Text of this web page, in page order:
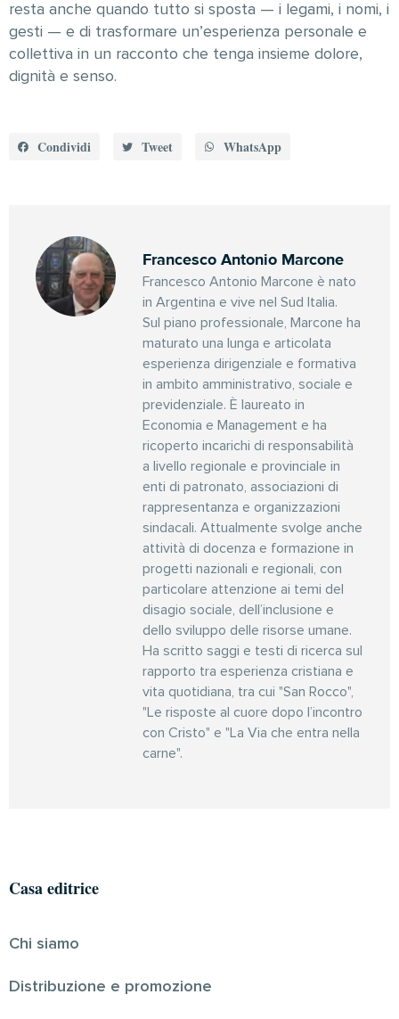
resta anche quando tutto si sposta — i legami, i nomi, i
gesti — e di trasformare un’esperienza personale e
collettiva in un racconto che tenga insieme dolore,
dignità e senso.
Condividi Tweet WhatsApp
Francesco Antonio Marcone
Francesco Antonio Marcone è nato
in Argentina e vive nel Sud Italia.
Sul piano professionale, Marcone ha
maturato una lunga e articolata
esperienza dirigenziale e formativa
in ambito amministrativo, sociale e
previdenziale. È laureato in
Economia e Management e ha
ricoperto incarichi di responsabilità
a livello regionale e provinciale in
enti di patronato, associazioni di
rappresentanza e organizzazioni
sindacali. Attualmente svolge anche
attività di docenza e formazione in
progetti nazionali e regionali, con
particolare attenzione ai temi del
disagio sociale, dell’inclusione e
dello sviluppo delle risorse umane.
Ha scritto saggi e testi di ricerca sul
rapporto tra esperienza cristiana e
vita quotidiana, tra cui "San Rocco",
"Le risposte al cuore dopo l’incontro
con Cristo" e "La Via che entra nella
carne".
Casa editrice
Chi siamo
Distribuzione e promozione